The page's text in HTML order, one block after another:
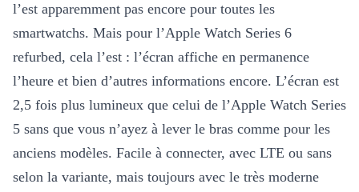
l’est apparemment pas encore pour toutes les
smartwatchs. Mais pour l’Apple Watch Series 6
refurbed, cela l’est : l’écran affiche en permanence
l’heure et bien d’autres informations encore. L’écran est
2,5 fois plus lumineux que celui de l’Apple Watch Series
5 sans que vous n’ayez à lever le bras comme pour les
anciens modèles. Facile à connecter, avec LTE ou sans
selon la variante, mais toujours avec le très moderne